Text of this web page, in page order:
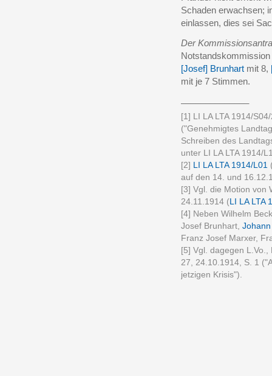
Schaden erwachsen;
einlassen, dies sei
Der
[Josef] Brunhart mit 8,
mit je 7 Stimmen.
[1] LI LA LTA 1914/
("Genehmigtes
Schreiben des
unter LI LA LTA 1914/
[2] LI LA LTA 1914/L01
auf den 14. und
[3] Vgl. die Motion von
24.11.1914 (LI LA LTA
[4] Neben Wilhelm
Josef Brunhart,
Franz Josef Marxer,
[5] Vgl. dagegen
27, 24.10.1914, S. 1
jetzigen Krisis").